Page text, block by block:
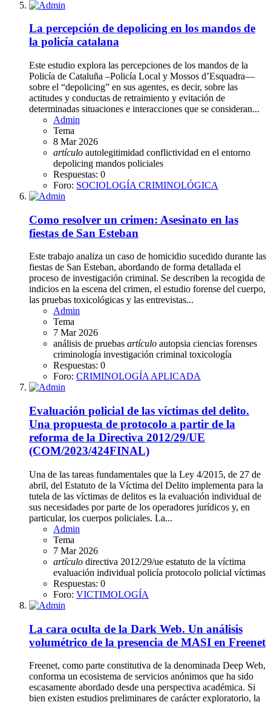
La percepción de depolicing en los mandos de
la policía catalana
Este estudio explora las percepciones de los mandos de la
Policía de Cataluña –Policía Local y Mossos d’Esquadra—
sobre el “depolicing” en sus agentes, es decir, sobre las
actitudes y conductas de retraimiento y evitación de
determinadas situaciones e interacciones que se consideran...
Admin
Tema
8 Mar 2026
artículo autolegitimidad conflictividad en el entorno
depolicing mandos policiales
Respuestas: 0
Foro: SOCIOLOGÍA CRIMINOLÓGICA
Como resolver un crimen: Asesinato en las
fiestas de San Esteban
Este trabajo analiza un caso de homicidio sucedido durante las
fiestas de San Esteban, abordando de forma detallada el
proceso de investigación criminal. Se describen la recogida de
indicios en la escena del crimen, el estudio forense del cuerpo,
las pruebas toxicológicas y las entrevistas...
Admin
Tema
7 Mar 2026
análisis de pruebas artículo autopsia ciencias forenses
criminología investigación criminal toxicología
Respuestas: 0
Foro: CRIMINOLOGÍA APLICADA
Evaluación policial de las víctimas del delito.
Una propuesta de protocolo a partir de la
reforma de la Directiva 2012/29/UE
(COM/2023/424FINAL)
Una de las tareas fundamentales que la Ley 4/2015, de 27 de
abril, del Estatuto de la Víctima del Delito implementa para la
tutela de las víctimas de delitos es la evaluación individual de
sus necesidades por parte de los operadores jurídicos y, en
particular, los cuerpos policiales. La...
Admin
Tema
7 Mar 2026
artículo directiva 2012/29/ue estatuto de la víctima
evaluación individual policía protocolo policial víctimas
Respuestas: 0
Foro: VICTIMOLOGÍA
La cara oculta de la Dark Web. Un análisis
volumétrico de la presencia de MASI en Freenet
Freenet, como parte constitutiva de la denominada Deep Web,
conforma un ecosistema de servicios anónimos que ha sido
escasamente abordado desde una perspectiva académica. Si
bien existen estudios preliminares de carácter exploratorio, la